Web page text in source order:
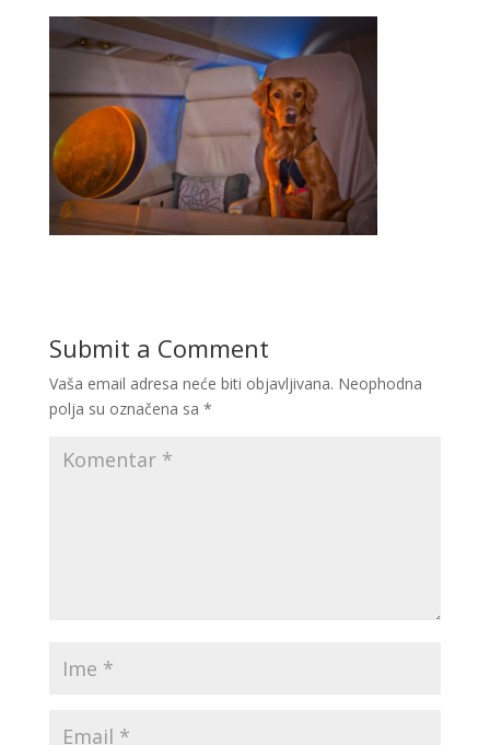
Submit a Comment
Vaša email adresa neće biti objavljivana. Neophodna
polja su označena sa *